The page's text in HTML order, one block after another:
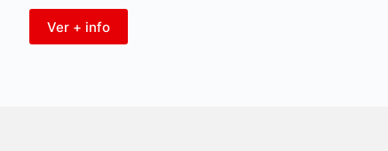
Ver + info